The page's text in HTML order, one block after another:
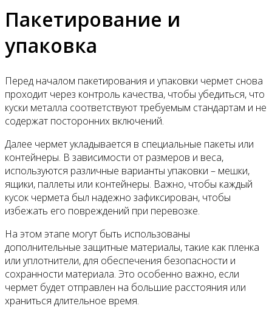
Пакетирование и
упаковка
Перед началом пакетирования и упаковки чермет снова
проходит через контроль качества, чтобы убедиться, что
куски металла соответствуют требуемым стандартам и не
содержат посторонних включений.
Далее чермет укладывается в специальные пакеты или
контейнеры. В зависимости от размеров и веса,
используются различные варианты упаковки – мешки,
ящики, паллеты или контейнеры. Важно, чтобы каждый
кусок чермета был надежно зафиксирован, чтобы
избежать его повреждений при перевозке.
На этом этапе могут быть использованы
дополнительные защитные материалы, такие как пленка
или уплотнители, для обеспечения безопасности и
сохранности материала. Это особенно важно, если
чермет будет отправлен на большие расстояния или
храниться длительное время.